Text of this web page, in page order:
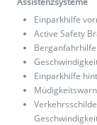
Einparkhilfe
Active Safety
Berganfahrhilfe
Einparkhilfe